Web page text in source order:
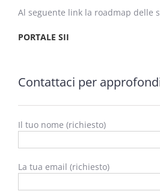
Al seguente link la roadmap delle
PORTALE SII
Contattaci per
Il tuo nome (richiesto)
La tua email (richiesto)